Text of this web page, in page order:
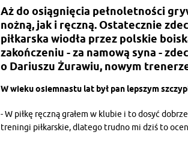
Aż do osiągnięcia pełnoletności
nożną, jak i ręczną. Ostatecznie
piłkarska wiodła przez polskie
zakończeniu - za namową syna -
o Dariuszu Żurawiu, nowym
W wieku osiemnastu lat był pan lepszym
- W piłkę ręczną grałem w klubie i to dosyć
treningi piłkarskie, dlatego trudno mi dziś to